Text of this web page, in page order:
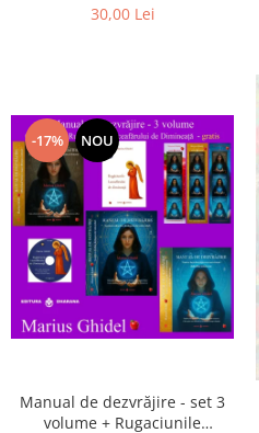
30,00 Lei
-17% NOU
Manual de dezvrăjire - set 3
volume + Rugaciunile